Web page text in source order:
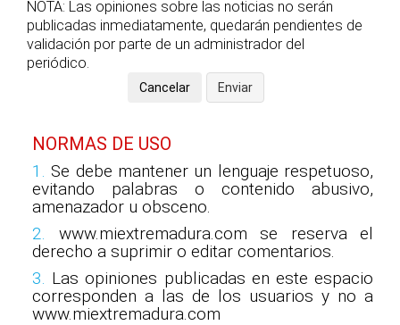
NOTA: Las opiniones sobre las noticias no serán
publicadas inmediatamente, quedarán pendientes de
validación por parte de un administrador del
periódico.
NORMAS DE USO
1. Se debe mantener un lenguaje respetuoso,
evitando palabras o contenido abusivo,
amenazador u obsceno.
2. www.miextremadura.com se reserva el
derecho a suprimir o editar comentarios.
3. Las opiniones publicadas en este espacio
corresponden a las de los usuarios y no a
www.miextremadura.com